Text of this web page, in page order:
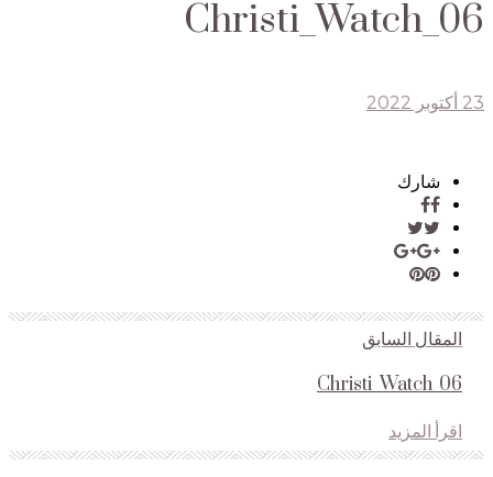
Christi_Watch_06
23 أكتوبر 2022
شارك
المقال السابق
Christi_Watch_06
اقرأ المزيد